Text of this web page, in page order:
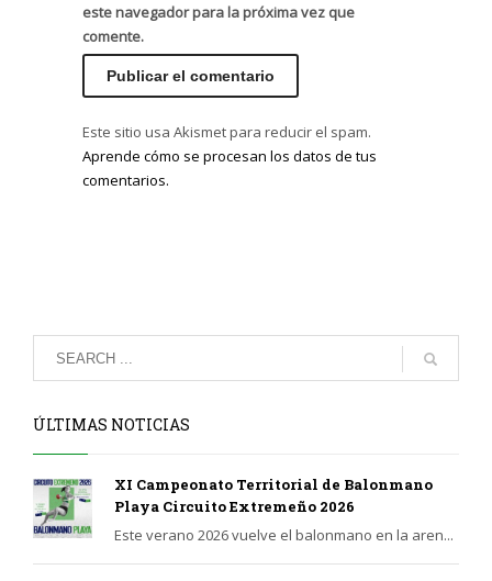
este navegador para la próxima vez que
comente.
Este sitio usa Akismet para reducir el spam.
Aprende cómo se procesan los datos de tus
comentarios.
ÚLTIMAS NOTICIAS
XI Campeonato Territorial de Balonmano
Playa Circuito Extremeño 2026
Este verano 2026 vuelve el balonmano en la aren...